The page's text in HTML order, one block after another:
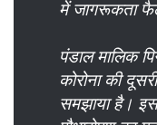
में जागरूकता
पंडाल मालिक
कोरोना की
समझाया है।